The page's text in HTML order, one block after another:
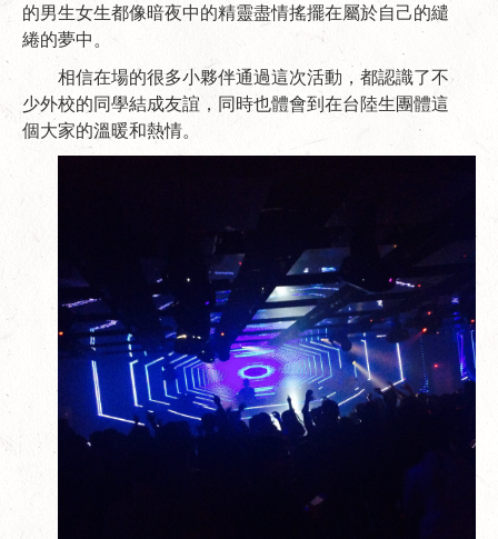
的男生女生都像暗夜中的精靈盡情搖擺在屬於自己的繾
綣的夢中。
相信在場的很多小夥伴通過這次活動，都認識了不
少外校的同學結成友誼，同時也體會到在台陸生團體這
個大家的溫暖和熱情。